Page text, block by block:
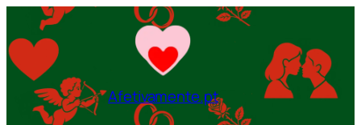
Afetivamente.pt